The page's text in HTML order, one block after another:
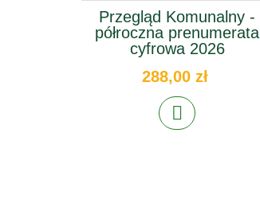
Przegląd Komunalny -
półroczna prenumerata
cyfrowa 2026
288,00 zł